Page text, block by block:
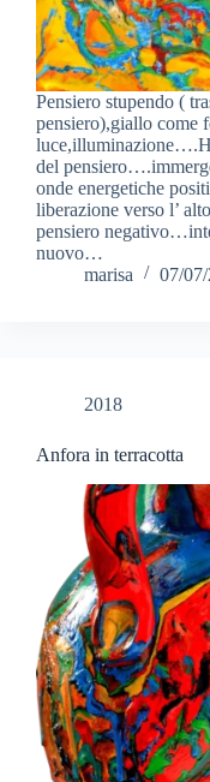
Pensiero stupendo (
pensiero),giallo come
del
onde energetiche
liberazione verso l’
pensiero
nuovo…
marisa
07/
2018
Anfora in terracotta